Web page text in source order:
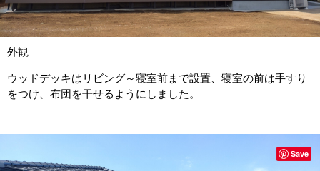
外観
ウッドデッキはリビング～寝室前まで設置、寝室の前は手すり
をつけ、布団を干せるようにしました。
Save